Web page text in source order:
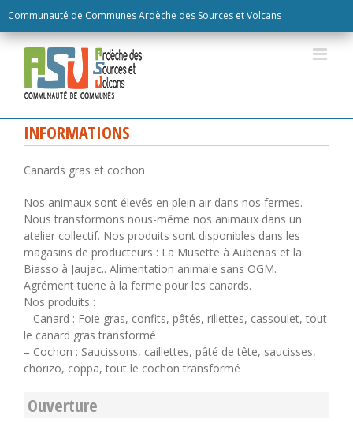
Communauté de Communes Ardèche des Sources et Volcans
to
content
INFORMATIONS
Canards gras et cochon
Nos animaux sont élevés en plein air dans nos fermes.
Nous transformons nous-même nos animaux dans un
atelier collectif. Nos produits sont disponibles dans les
magasins de producteurs : La Musette à Aubenas et la
Biasso à Jaujac.. Alimentation animale sans OGM.
Agrément tuerie à la ferme pour les canards.
Nos produits :
– Canard : Foie gras, confits, pâtés, rillettes, cassoulet, tout
le canard gras transformé
– Cochon : Saucissons, caillettes, pâté de tête, saucisses,
chorizo, coppa, tout le cochon transformé
Ouverture